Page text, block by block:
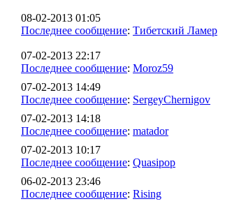
08-02-2013 01:05
Последнее сообщение: Тибетский Ламер
07-02-2013 22:17
Последнее сообщение: Moroz59
07-02-2013 14:49
Последнее сообщение: SergeyChernigov
07-02-2013 14:18
Последнее сообщение: matador
07-02-2013 10:17
Последнее сообщение: Quasipop
06-02-2013 23:46
Последнее сообщение: Rising